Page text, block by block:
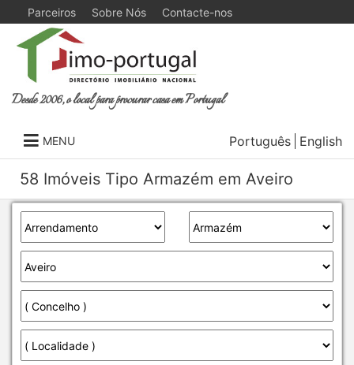
Parceiros Sobre Nós Contacte-nos
Desde 2006, o local para procurar casa em Portugal
MENU Português English
58 Imóveis Tipo Armazém em Aveiro